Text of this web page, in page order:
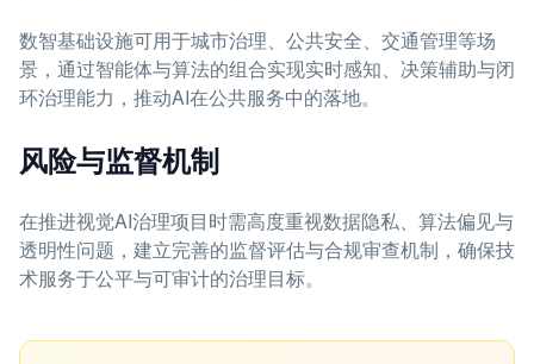
数智基础设施可用于城市治理、公共安全、交通管理等场
景，通过智能体与算法的组合实现实时感知、决策辅助与闭
环治理能力，推动AI在公共服务中的落地。
风险与监督机制
在推进视觉AI治理项目时需高度重视数据隐私、算法偏见与
透明性问题，建立完善的监督评估与合规审查机制，确保技
术服务于公平与可审计的治理目标。